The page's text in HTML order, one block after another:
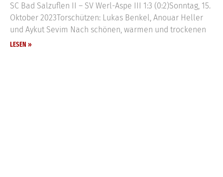
SC Bad Salzuflen II – SV Werl-Aspe III 1:3 (0:2)Sonntag, 15.
Oktober 2023Torschützen: Lukas Benkel, Anouar Heller
und Aykut Sevim Nach schönen, warmen und trockenen
LESEN »